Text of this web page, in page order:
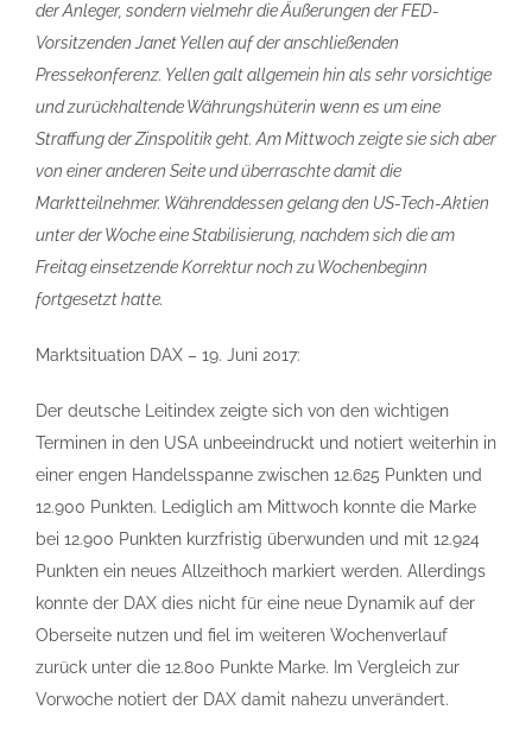
der Anleger, sondern vielmehr die Äußerungen der FED-
Vorsitzenden Janet Yellen auf der anschließenden
Pressekonferenz. Yellen galt allgemein hin als sehr vorsichtige
und zurückhaltende Währungshüterin wenn es um eine
Straffung der Zinspolitik geht. Am Mittwoch zeigte sie sich aber
von einer anderen Seite und überraschte damit die
Marktteilnehmer. Währenddessen gelang den US-Tech-Aktien
unter der Woche eine Stabilisierung, nachdem sich die am
Freitag einsetzende Korrektur noch zu Wochenbeginn
fortgesetzt hatte.
Marktsituation DAX – 19. Juni 2017:
Der deutsche Leitindex zeigte sich von den wichtigen
Terminen in den USA unbeeindruckt und notiert weiterhin in
einer engen Handelsspanne zwischen 12.625 Punkten und
12.900 Punkten. Lediglich am Mittwoch konnte die Marke
bei 12.900 Punkten kurzfristig überwunden und mit 12.924
Punkten ein neues Allzeithoch markiert werden. Allerdings
konnte der DAX dies nicht für eine neue Dynamik auf der
Oberseite nutzen und fiel im weiteren Wochenverlauf
zurück unter die 12.800 Punkte Marke. Im Vergleich zur
Vorwoche notiert der DAX damit nahezu unverändert.